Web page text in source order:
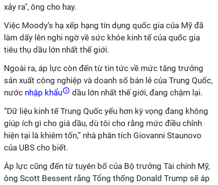
xảy ra", ông cho hay.
Việc Moody’s hạ xếp hạng tín dụng quốc gia của Mỹ đã
làm dấy lên nghi ngờ về sức khỏe kinh tế của quốc gia
tiêu thụ dầu lớn nhất thế giới.
Ngoài ra, áp lực còn đến từ tin tức về mức tăng trưởng
sản xuất công nghiệp và doanh số bán lẻ của Trung Quốc,
nước nhập khẩu
dầu lớn nhất thế giới, đang chậm lại.
“Dữ liệu kinh tế Trung Quốc yếu hơn kỳ vọng đang không
giúp ích gì cho giá dầu, dù tôi cho rằng mức điều chỉnh
hiện tại là khiêm tốn,” nhà phân tích Giovanni Staunovo
của UBS cho biết.
Áp lực cũng đến từ tuyên bố của Bộ trưởng Tài chính Mỹ,
ông Scott Bessent rằng Tổng thống Donald Trump sẽ áp